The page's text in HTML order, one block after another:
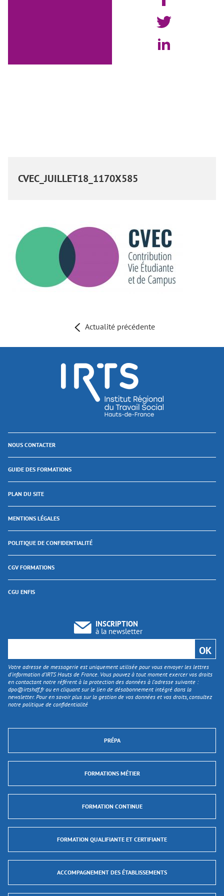
CVEC_JUILLET18_1170X585
Actualité précédente
NOUS CONTACTER
GUIDE DES FORMATIONS
PLAN DU SITE
MENTIONS LÉGALES
POLITIQUE DE CONFIDENTIALITÉ
CGV FORMATIONS
CGU ENFIS
INSCRIPTION
à la newsletter
Votre adresse de messagerie est uniquement utilisée pour vous envoyer les lettres
d'information d’IRTS Hauts de France. Vous pouvez à tout moment exercer vos droits
en contactant notre référent à la protection des données à l’adresse suivante :
dpo@irtshdf.frou en cliquant sur le lien de désabonnement intégré dans la
newsletter. Pour en savoir plus sur la gestion de vos données et vos droits, consultez
notre politique de confidentialité
PRÉPA
FORMATIONS MÉTIER
FORMATION CONTINUE
FORMATION QUALIFIANTE ET CERTIFIANTE
ACCOMPAGNEMENT DES ÉTABLISSEMENTS